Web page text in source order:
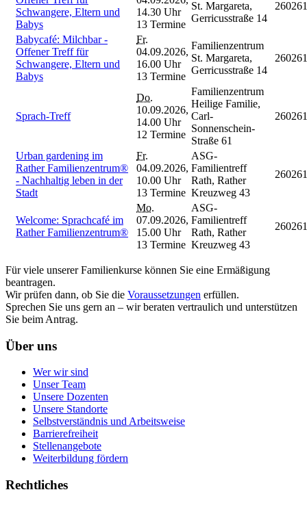
Schwangere, Eltern und
Babys
14.30 Uhr
13 Termine
St. Margareta,
Gerricusstraße 14
Babycafé: Milchbar -
Offener Treff für
Schwangere, Eltern und
Babys
Fr.
04.09.2026,
16.00 Uhr
13 Termine
Familienzentrum
St. Margareta,
Gerricusstraße 14
Sprach-Treff
Do.
10.09.2026,
14.00 Uhr
12 Termine
Familienzentrum
Heilige Familie,
Carl-
Sonnenschein-
Straße 61
Urban gardening im
Rather Familienzentrum®
- Nachhaltig leben in der
Stadt
Fr.
04.09.2026,
10.00 Uhr
13 Termine
ASG-
Familientreff
Rath, Rather
Kreuzweg 43
Welcome: Sprachcafé im
Rather Familienzentrum®
Mo.
07.09.2026,
15.00 Uhr
13 Termine
ASG-
Familientreff
Rath, Rather
Kreuzweg 43
Für viele unserer Familienkurse können Sie eine Ermäßigung
beantragen.
Wir prüfen dann, ob Sie die Voraussetzungen erfüllen.
Sprechen Sie uns gern an – wir beraten vertraulich und unterstützen
Sie beim Antrag.
Über uns
Wer wir sind
Unser Team
Unsere Dozenten
Unsere Standorte
Selbstverständnis und Arbeitsweise
Barrierefreiheit
Stellenangebote
Weiterbildung fördern
Rechtliches